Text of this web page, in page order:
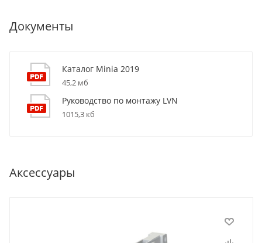
Документы
Каталог Minia 2019
45,2 мб
Руководство по монтажу LVN
1015,3 кб
Аксессуары